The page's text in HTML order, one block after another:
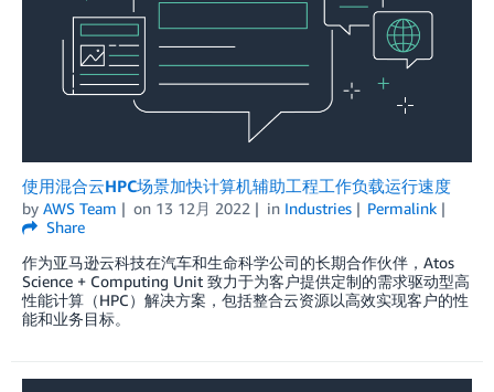
使用混合云HPC场景加快计算机辅助工程工作负载运行速度
by AWS Team on 13 12月 2022 in Industries
Permalink
Share
作为亚马逊云科技在汽车和生命科学公司的长期合作伙伴，Atos
Science + Computing Unit 致力于为客户提供定制的需求驱动型高
性能计算（HPC）解决方案，包括整合云资源以高效实现客户的性
能和业务目标。